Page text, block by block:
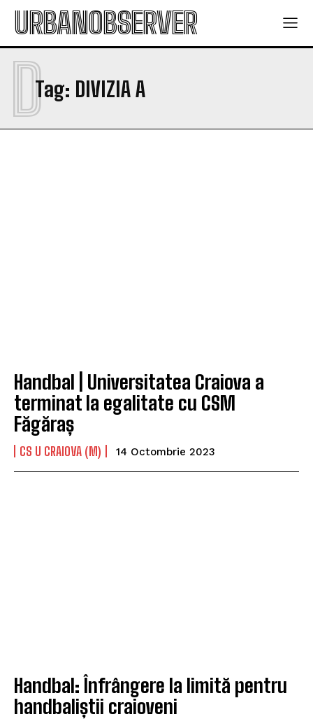
URBANOBSERVER
Tag: DIVIZIA A
D
Handbal | Universitatea Craiova a
terminat la egalitate cu CSM
Făgăraș
CS U CRAIOVA (M) 14 Octombrie 2023
Handbal: Înfrângere la limită pentru
handbaliștii craioveni